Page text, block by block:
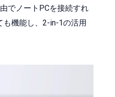
でノートPCを接続すれ
も機能し、2-in-1の活用